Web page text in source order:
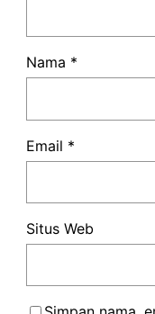
Nama *
Email *
Situs Web